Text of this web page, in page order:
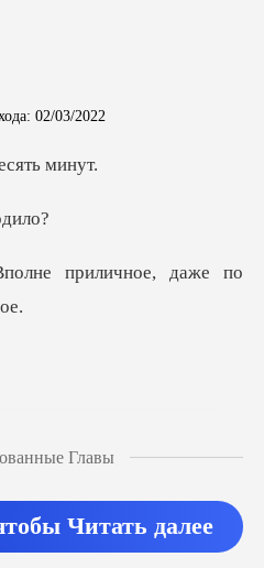
02/03/2022
лне приличное, даже по
Главы
Читать далее